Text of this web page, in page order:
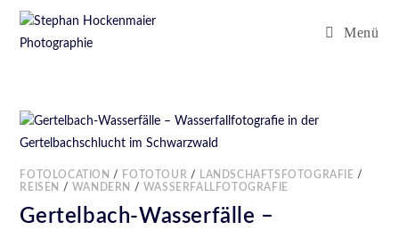
Menü
FOTOLOCATION / FOTOTOUR / LANDSCHAFTSFOTOGRAFIE /
REISEN
/ WANDERN / WASSERFALLFOTOGRAFIE
Gertelbach-Wasserfälle –